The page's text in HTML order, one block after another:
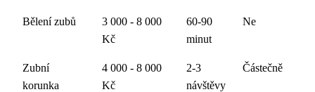
Bělení zubů
3 000 - 8 000
Kč
60-90
minut
Ne
Zubní
korunka
4 000 - 8 000
Kč
2-3
návštěvy
Částečně